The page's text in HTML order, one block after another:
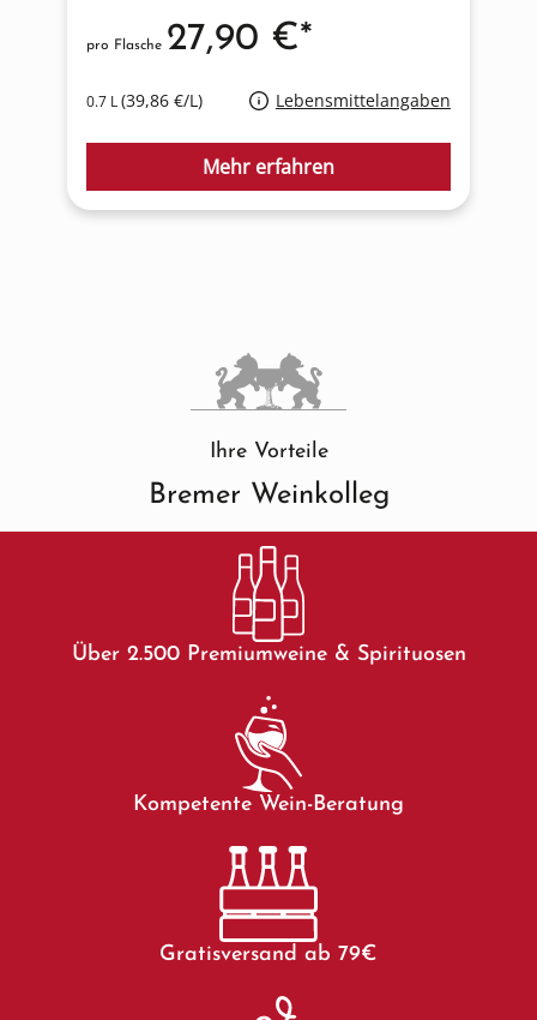
0.7 L(39,86 €/L) Lebensmittelangaben
pro Flasche 27,90 €*
Mehr erfahren
Ihre Vorteile
Bremer Weinkolleg
Über 2.500 Premiumweine & Spirituosen
Kompetente Wein-Beratung
Gratisversand ab 79€